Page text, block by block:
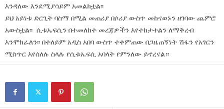
እንዳለው እንደሚያሳይም አመልክቷል፡፡
ይህ አይነቱ ድርጊት ባስማ በሚል መጠሪያ በሶሪያ ውስጥ መከናወኑን ዘገባው ጨምሮ
አውስቷል፡፡ ሲቱኤፍሲን በተመለከተ መረጃዎችን እየተከታተልን ለማቅረብ
እንሞክራለን፡፡ በተለይም አዲስ አበባ ውስጥ ተቀምጠው በጋዜጠኝነት ሽፋን የአገርን
ሚስጥር እየሰለሉ ስላሉ የሲቱኤፍሲ አባላት የምንለው ይኖረናል።